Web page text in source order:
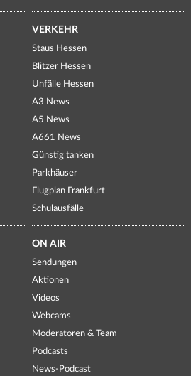
VERKEHR
Staus Hessen
Blitzer Hessen
Unfälle Hessen
A3 News
A5 News
A661 News
Günstig tanken
Parkhäuser
Flugplan Frankfurt
Schulausfälle
ON AIR
Sendungen
Aktionen
Videos
Webcams
Moderatoren & Team
Podcasts
News-Podcast